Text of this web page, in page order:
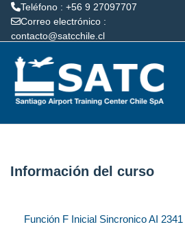
Teléfono : +56 9 27097707
Correo electrónico :
contacto@satcchile.cl
Información del curso
Función F Inicial Sincronico AI 2341